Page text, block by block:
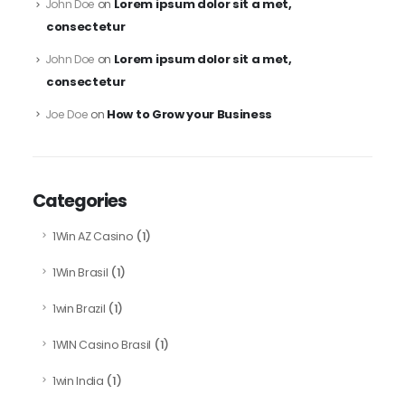
John Doe on Lorem ipsum dolor sit a met,
consectetur
John Doe on Lorem ipsum dolor sit a met,
consectetur
Joe Doe on How to Grow your Business
Categories
1Win AZ Casino (1)
1Win Brasil (1)
1win Brazil (1)
1WIN Casino Brasil (1)
1win India (1)